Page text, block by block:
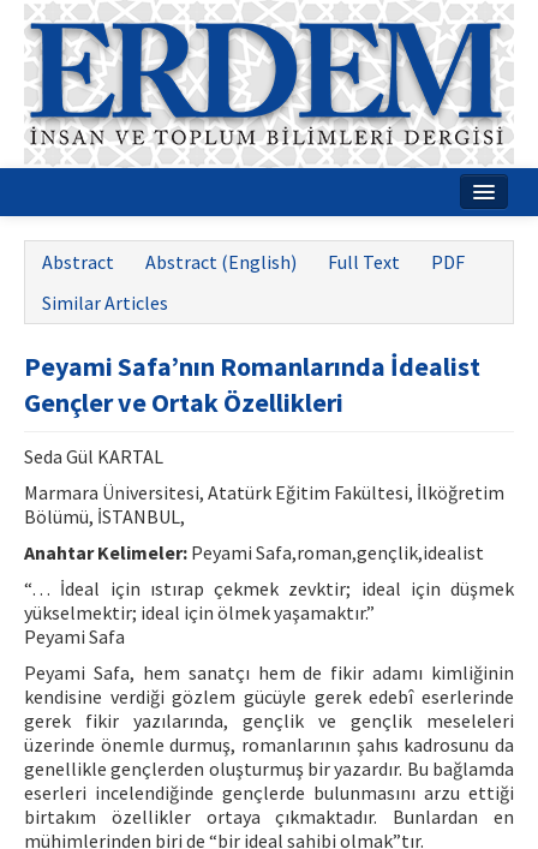
Journal Boards
Guides
Publication Policies
Contact Us
ISSN: 1010-867X · e-ISSN: 2667-8713
Abstract Abstract (English) Full Text
PDF
Similar Articles
Peyami Safa’nın Romanlarında İdealist
Gençler ve Ortak Özellikleri
Seda Gül KARTAL
Marmara Üniversitesi, Atatürk Eğitim Fakültesi, İlköğretim
Bölümü, İSTANBUL,
Anahtar Kelimeler: Peyami Safa,roman,gençlik,idealist
“… İdeal için ıstırap çekmek zevktir; ideal için düşmek
yükselmektir; ideal için ölmek yaşamaktır.”
Peyami Safa
Peyami Safa, hem sanatçı hem de fikir adamı kimliğinin
kendisine verdiği gözlem gücüyle gerek edebî eserlerinde
gerek fikir yazılarında, gençlik ve gençlik meseleleri
üzerinde önemle durmuş, romanlarının şahıs kadrosunu da
genellikle gençlerden oluşturmuş bir yazardır. Bu bağlamda
eserleri incelendiğinde gençlerde bulunmasını arzu ettiği
birtakım özellikler ortaya çıkmaktadır. Bunlardan en
mühimlerinden biri de “bir ideal sahibi olmak”tır.